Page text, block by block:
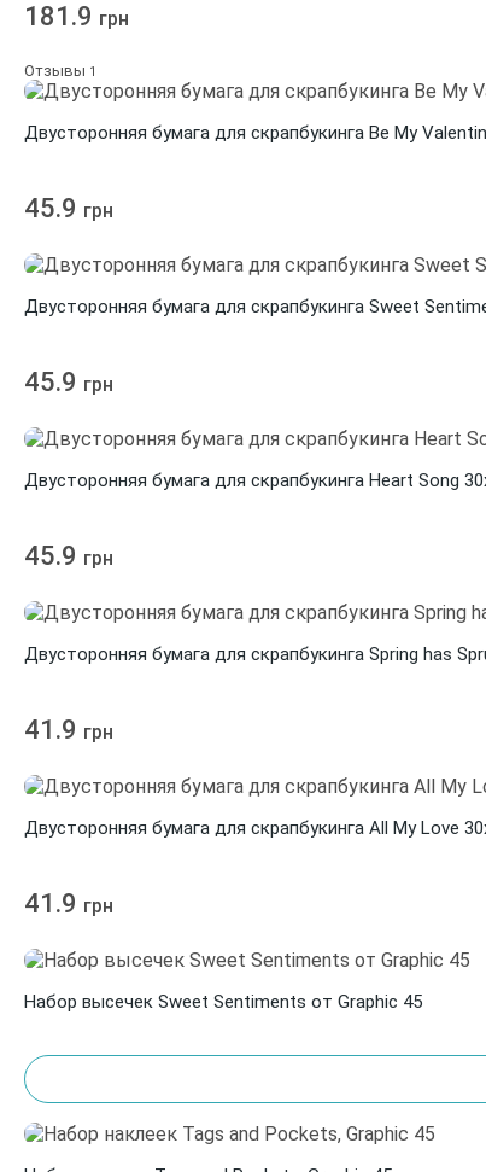
181.9 грн
Отзывы 1
Двусторонняя бумага для скрапбукинга Be My
45.9 грн
Двусторонняя бумага для скрапбукинга Sweet
45.9 грн
Двусторонняя бумага для скрапбукинга Heart Song
45.9 грн
Двусторонняя бумага для скрапбукинга Spring has
41.9 грн
Двусторонняя бумага для скрапбукинга All My Love
41.9 грн
Набор высечек Sweet Sentiments от Graphic 45